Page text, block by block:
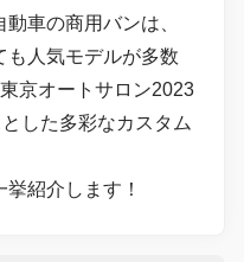
車の商用バンは、
も人気モデルが多数
京オートサロン2023
した多彩なカスタム
紹介します！